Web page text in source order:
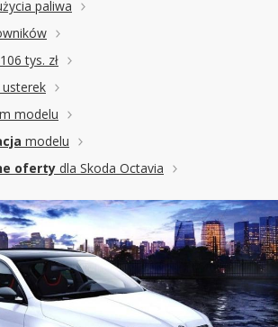
paliwa
tys. zł
usterek
modelu
modelu
oferty dla Skoda Octavia